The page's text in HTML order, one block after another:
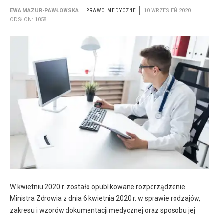
EWA MAZUR-PAWŁOWSKA PRAWO MEDYCZNE
10 WRZESIEŃ 2020
ODSŁON: 1058
W kwietniu 2020 r. zostało opublikowane rozporządzenie
Ministra Zdrowia z dnia 6 kwietnia 2020 r. w sprawie rodzajów,
zakresu i wzorów dokumentacji medycznej oraz sposobu jej